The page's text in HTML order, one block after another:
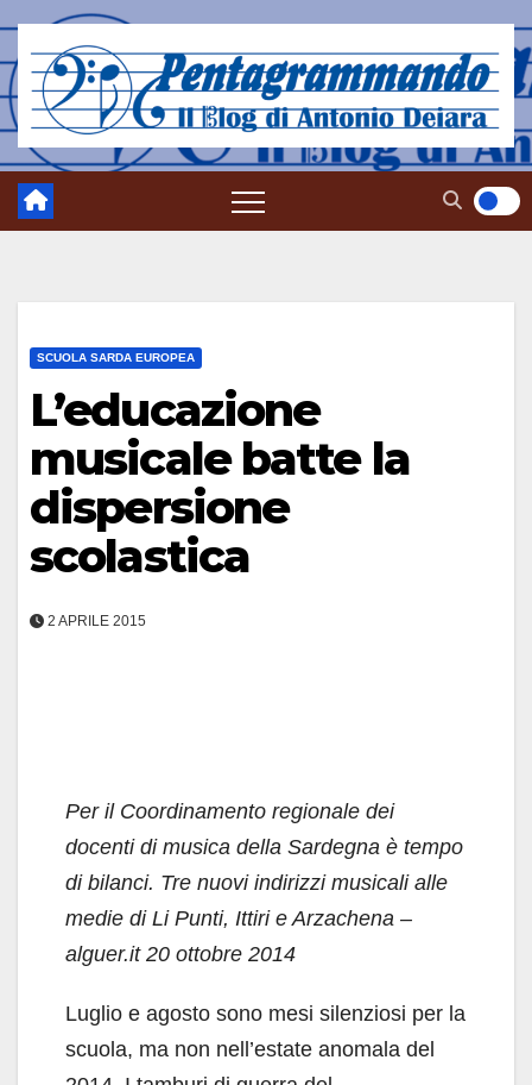
contenuto
SCUOLA SARDA EUROPEA
L’educazione
musicale batte la
dispersione
scolastica
2 APRILE 2015
Per il Coordinamento regionale dei
docenti di musica della Sardegna è tempo
di bilanci. Tre nuovi indirizzi musicali alle
medie di Li Punti, Ittiri e Arzachena –
alguer.it 20 ottobre 2014
Luglio e agosto sono mesi silenziosi per la
scuola, ma non nell’estate anomala del